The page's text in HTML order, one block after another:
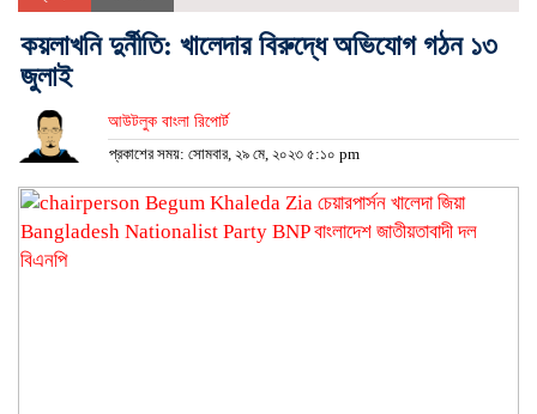
কয়লাখনি দুর্নীতি: খালেদার বিরুদ্ধে অভিযোগ গঠন ১৩
জুলাই
আউটলুক বাংলা রিপোর্ট
প্রকাশের সময়: সোমবার, ২৯ মে, ২০২৩ ৫:১০ pm